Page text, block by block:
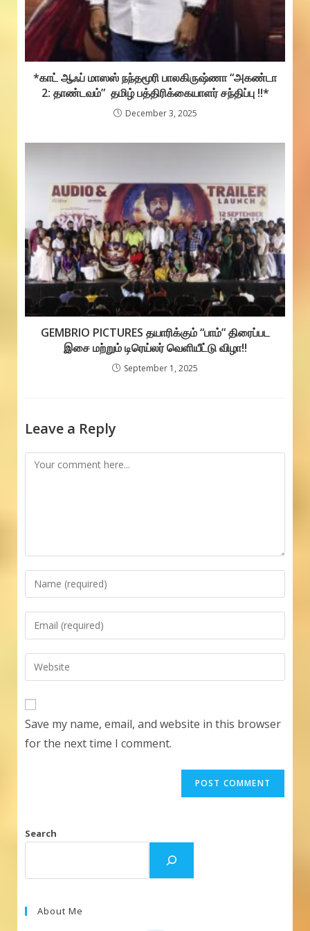
*காட் ஆஃப் மாஸஸ் நந்தமூரி பாலகிருஷ்ணா “அகண்டா
2: தாண்டவம்” தமிழ் பத்திரிக்கையாளர் சந்திப்பு !!*
December 3, 2025
GEMBRIO PICTURES தயாரிக்கும் “பாம்” திரைப்பட
இசை மற்றும் டிரெய்லர் வெளியீட்டு விழா!!
September 1, 2025
Leave a Reply
Comment
Enter
your
name
comment
Enter
your
email
address
comment
Enter
your
website
URL
(optional)
Save my name, email, and website in this browser
for the next time I comment.
Search
About Me